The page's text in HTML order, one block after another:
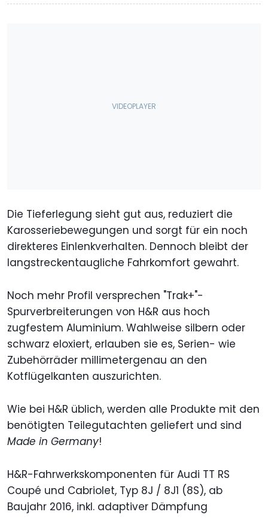
Die Tieferlegung sieht gut aus, reduziert die
Karosseriebewegungen und sorgt für ein noch
direkteres Einlenkverhalten. Dennoch bleibt der
langstreckentaugliche Fahrkomfort gewahrt.
Noch mehr Profil versprechen "Trak+"-
Spurverbreiterungen von H&R aus hoch
zugfestem Aluminium. Wahlweise silbern oder
schwarz eloxiert, erlauben sie es, Serien- wie
Zubehörräder millimetergenau an den
Kotflügelkanten auszurichten.
Wie bei H&R üblich, werden alle Produkte mit den
benötigten Teilegutachten geliefert und sind
Made in Germany!
H&R-Fahrwerkskomponenten für Audi TT RS
Coupé und Cabriolet, Typ 8J / 8J1 (8S), ab
Baujahr 2016, inkl. adaptiver Dämpfung